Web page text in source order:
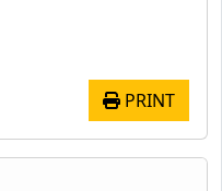
PRINT